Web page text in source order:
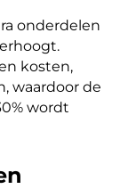
onderdelen
kosten,
waardoor de
wordt